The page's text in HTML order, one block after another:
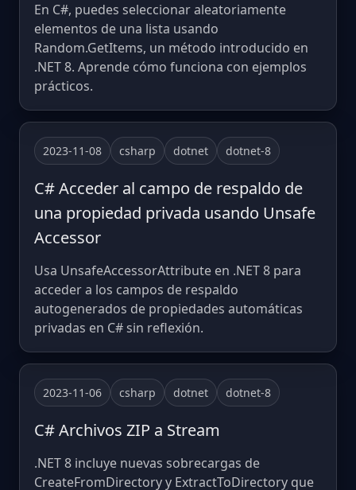
En C#, puedes seleccionar aleatoriamente
elementos de una lista usando
Random.GetItems, un método introducido en
.NET 8. Aprende cómo funciona con ejemplos
prácticos.
2023-11-08 csharp dotnet dotnet-8
C# Acceder al campo de respaldo de
una propiedad privada usando Unsafe
Accessor
Usa UnsafeAccessorAttribute en .NET 8 para
acceder a los campos de respaldo
autogenerados de propiedades automáticas
privadas en C# sin reflexión.
2023-11-06 csharp dotnet dotnet-8
C# Archivos ZIP a Stream
.NET 8 incluye nuevas sobrecargas de
CreateFromDirectory y ExtractToDirectory que